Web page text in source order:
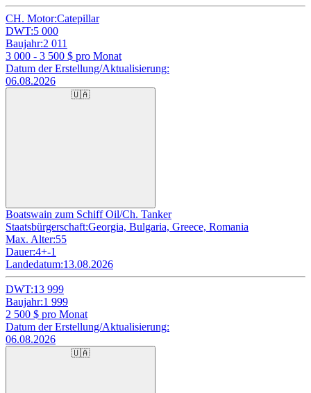
CH. Motor:Catepillar
DWT:5 000
Baujahr:2 011
3 000 - 3 500 $ pro Monat
Datum der Erstellung/Aktualisierung:
06.08.2026
🇺🇦
Boatswain zum Schiff Oil/Ch. Tanker
Staatsbürgerschaft:Georgia, Bulgaria, Greece, Romania
Max. Alter:55
Dauer:4+-1
Landedatum:13.08.2026
DWT:13 999
Baujahr:1 999
2 500 $ pro Monat
Datum der Erstellung/Aktualisierung:
06.08.2026
🇺🇦